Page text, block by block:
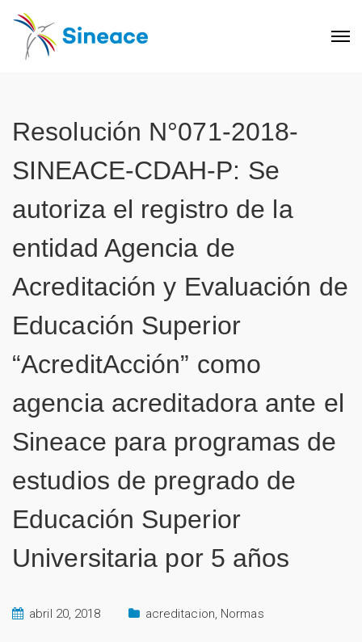
Resolución N°071-2018-
SINEACE-CDAH-P: Se
autoriza el registro de la
entidad Agencia de
Acreditación y Evaluación de
Educación Superior
“AcreditAcción” como
agencia acreditadora ante el
Sineace para programas de
estudios de pregrado de
Educación Superior
Universitaria por 5 años
abril 20, 2018 acreditacion, Normas